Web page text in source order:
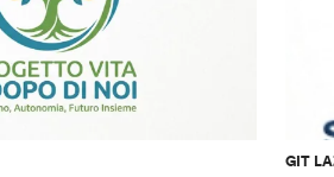
GIT